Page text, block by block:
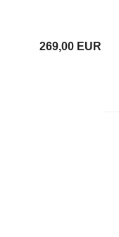
269,00 EUR